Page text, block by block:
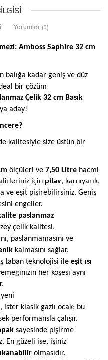
Yorumlar (0)
Amboss Saphire 32 cm
balığa kadar geniş ve düz
bir çözüm
Çelik 32 cm Basık
aday!
kalitesiyle size üstün bir
ölçüleri ve 7,50 Litre hacmi
için pilav, karnıyarık,
ve eşit pişirebilirsiniz. Geniş
engeller.
paslanmaz
çelik kalitesi,
paslanmamasını ve
kalmasını sağlar.
taban teknolojisi ile eşit ısı
her köşesi aynı
yeni
ister klasik gazlı ocak; bu
performansla çalışır.
sayesinde pişirme
En güzeli ise, işiniz
olmasıdır.